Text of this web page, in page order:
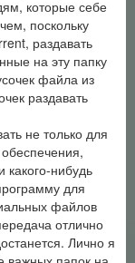
которые себе
поскольку
раздавать
на эту папку
файла из
раздавать
не только для
какого-нибудь
для
файлов
отлично
Лично я